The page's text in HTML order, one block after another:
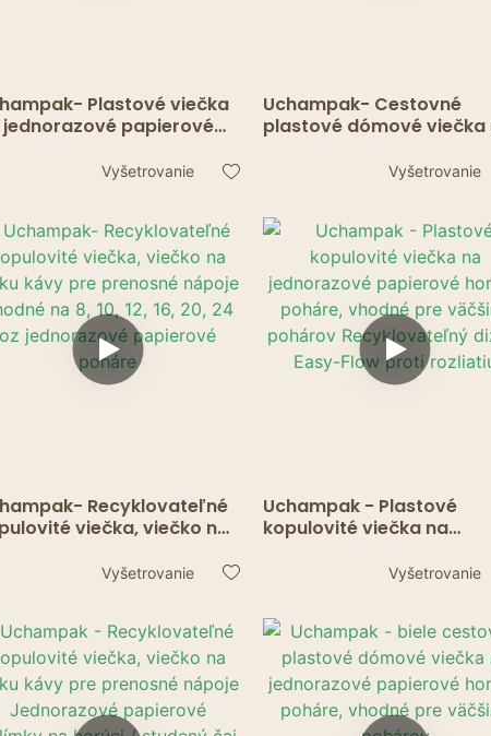
Plastové viečka
jednorazové papierové
pohárov
proti rozliatiu2
Vyšetrovanie
Uchampak- Cestovné
plastové dómové viečka
horúce poháre, vhodné
Recyklovateľný dizajn
Flow proti rozliatiu
Vyšetrovanie
Recyklovateľné
viečka, viečko na
Vhodné na 8, 10, 12, 16,
poháre
Vyšetrovanie
Uchampak - Plastové
kopulovité viečka na
horúce poháre, vhodné
Recyklovateľný dizajn
Flow proti rozliatiu
Vyšetrovanie